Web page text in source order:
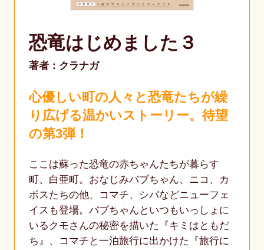
恐竜はじめました３
著者：クラナガ
心優しい町の人々と恐竜たちが繰
り広げる温かいストーリー。待望
の第3弾！
ここは蘇った恐竜の赤ちゃんたちが暮らす
町、白亜町。おなじみバブちゃん、ニコ、カ
ボスたちの他、コマチ、シバなどニューフェ
イスも登場。バブちゃんといつもいっしょに
いるクモさんの秘密を描いた『キミはともだ
ち』、コマチと一泊旅行に出かけた『旅行に